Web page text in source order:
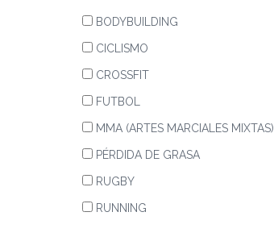
BODYBUILDING
CICLISMO
CROSSFIT
FUTBOL
MMA (ARTES MARCIALES MIXTAS)
PÉRDIDA DE GRASA
RUGBY
RUNNING